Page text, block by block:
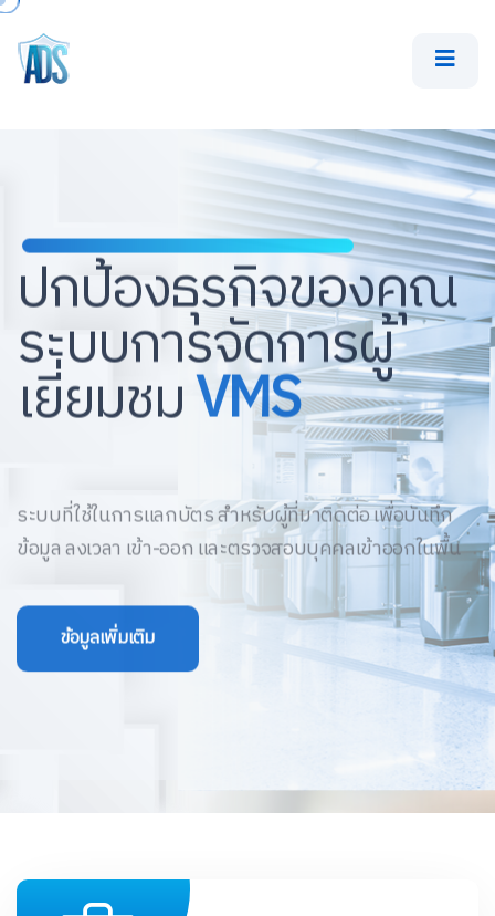
ปกป้องธุรกิจของคุณ
ระบบการจัดการผู้
เยี่ยมชมVMS
ระบบที่ใช้ในการแลกบัตร สำหรับผู้ที่มาติดต่อเพื่อบันทึก
ข้อมูล ลงเวลา เข้า-ออก และตรวจสอบบุคคลเข้าออกในพื้น
ข้อมูลเพิ่มเติม